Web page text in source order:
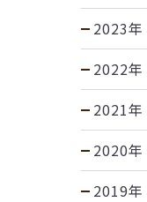
2023年
2022年
2021年
2020年
2019年